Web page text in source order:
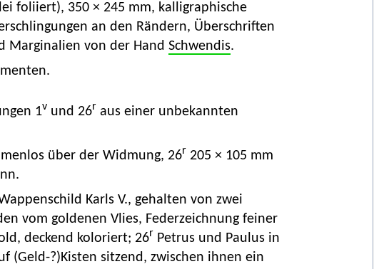
foliiert), 350 × 245 mm, kalligraphische
an den Rändern, Überschriften
Marginalien von der Hand Schwendis.
1v und 26r aus einer unbekannten
über der Widmung, 26r 205 × 105 mm
Karls V., gehalten von zwei
vom goldenen Vlies, Federzeichnung feiner
deckend koloriert; 26r Petrus und Paulus in
(Geld-?)Kisten sitzend, zwischen ihnen ein